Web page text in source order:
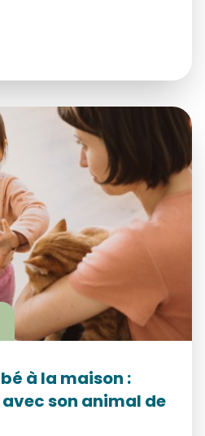
à la maison :
son animal de